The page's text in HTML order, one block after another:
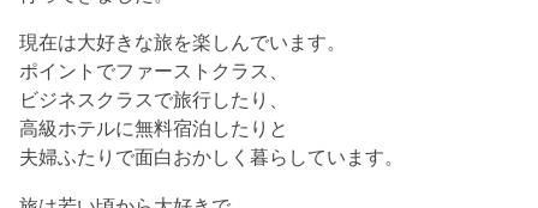
現在は大好きな旅を楽しんでいます。
ポイントでファーストクラス、
ビジネスクラスで旅行したり、
高級ホテルに無料宿泊したりと
夫婦ふたりで面白おかしく暮らしています。